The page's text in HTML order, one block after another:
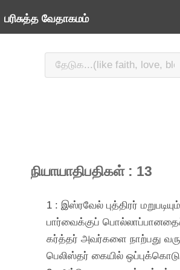
பரிசுத்த வேதாகமம்
நியாயாதிபதிகள் : 13
1 : இஸ்ரவேல் புத்திரர்
பார்வைக்குப்
கர்த்தர் அவர்களை நாற்பது
பெலிஸ்தர் கையில்